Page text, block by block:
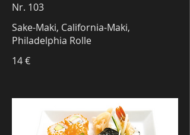
Nr. 103
Sake-Maki, California-Maki,
Philadelphia Rolle
14 €